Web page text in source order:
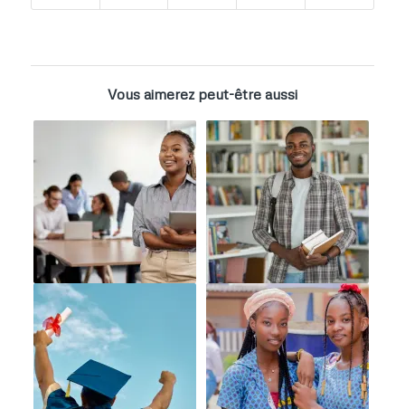
Vous aimerez peut-être aussi